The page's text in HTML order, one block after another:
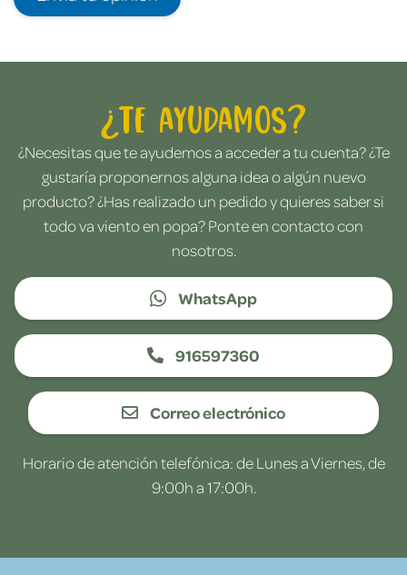
¿Te ayudamos?
¿Necesitas que te ayudemos a acceder a tu cuenta? ¿Te
gustaría proponernos alguna idea o algún nuevo
producto? ¿Has realizado un pedido y quieres saber si
todo va viento en popa? Ponte en contacto con
nosotros.
WhatsApp
916597360
Correo electrónico
Horario de atención telefónica: de Lunes a Viernes, de
9:00h a 17:00h.